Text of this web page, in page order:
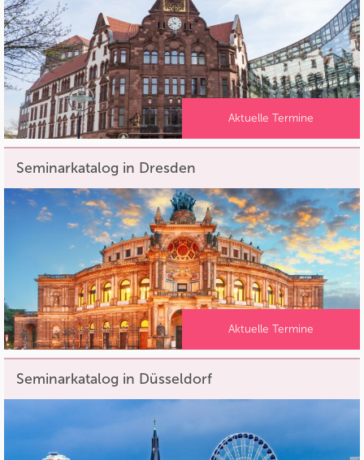
Aktuelle Termine
Seminarkatalog in Dresden
Aktuelle Termine
Seminarkatalog in Düsseldorf